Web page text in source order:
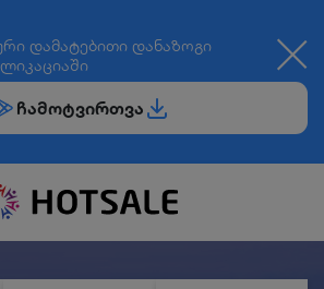
დამატებითი დანაზოგი
ჩამოტვირთვა